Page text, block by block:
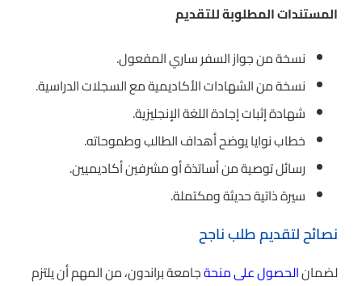
المستندات المطلوبة للتقديم
نسخة من جواز السفر ساري المفعول.
نسخة من الشهادات الأكاديمية مع السجلات الدراسية.
شهادة إثبات إجادة اللغة الإنجليزية.
خطاب نوايا يوضح أهداف الطالب وطموحاته.
رسائل توصية من أساتذة أو مشرفين أكاديميين.
سيرة ذاتية حديثة ومكتملة.
نصائح لتقديم طلب ناجح
لضمانالحصول على منحةجامعة براندون، من المهم أن يلتزم